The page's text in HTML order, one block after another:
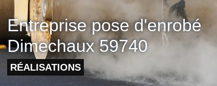
Entreprise pose d'enrobé
Dimechaux 59740
RÉALISATIONS